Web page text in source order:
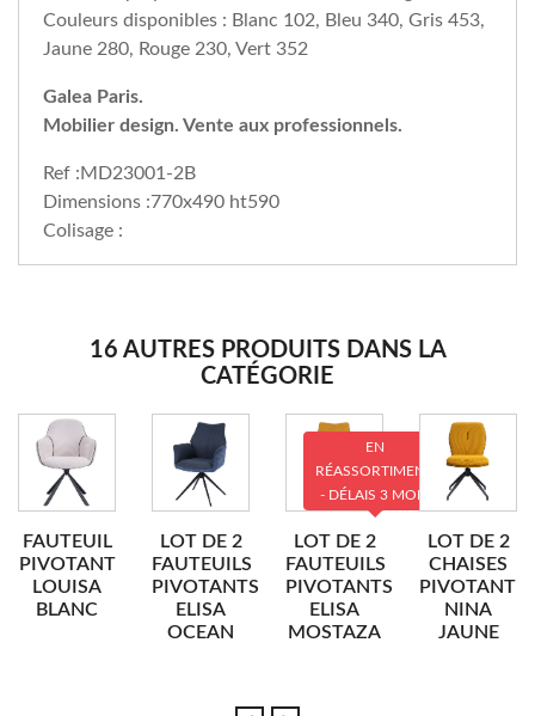
Couleurs disponibles : Blanc 102, Bleu 340, Gris 453,
Jaune 280, Rouge 230, Vert 352
Galea Paris.
Mobilier design. Vente aux professionnels.
Ref :MD23001-2B
Dimensions :770x490 ht590
Colisage :
16 AUTRES PRODUITS DANS LA
CATÉGORIE
FAUTEUIL
PIVOTANT
LOUISA
BLANC
LOT DE 2
FAUTEUILS
PIVOTANTS
ELISA
OCEAN
LOT DE 2
FAUTEUILS
PIVOTANTS
ELISA
MOSTAZA
EN
RÉASSORTIMENT
- DÉLAIS 3 MOIS
LOT DE 2
CHAISES
NINA
JAUNE